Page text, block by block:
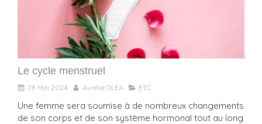
Le cycle menstruel
28 Mai 2024 Aurélie OLEA ETC
Une femme sera soumise à de nombreux changements
de son corps et de son système hormonal tout au long